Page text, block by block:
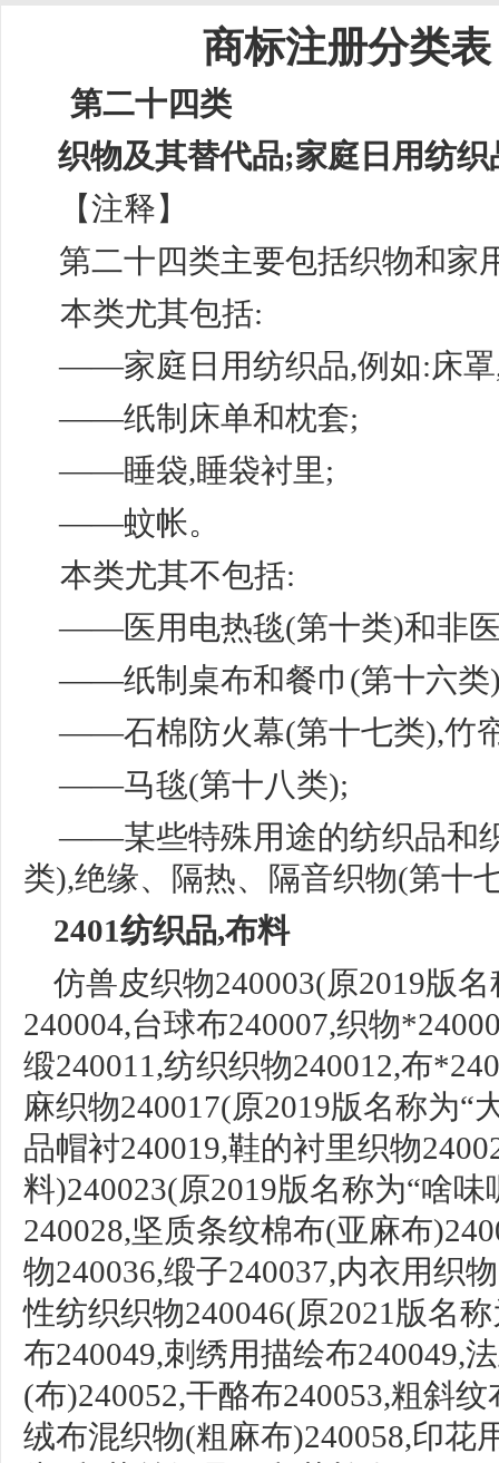
商标注册分类
第二十四类
织物及其替代品;家庭日用纺
【注释】
第二十四类主要包括织物和家
本类尤其包括:
——家庭日用纺织品,例如:床罩
——纸制床单和枕套;
——睡袋,睡袋衬里;
——蚊帐。
本类尤其不包括:
——医用电热毯(第十类)和非
——纸制桌布和餐巾(第十六类
——石棉防火幕(第十七类),竹
——马毯(第十八类);
——某些特殊用途的纺织品和
类),绝缘、 隔热、隔音织物(第十
2401纺织品,布料
仿兽皮织物240003(原2019版
240004,台球布240007,织物
缎240011,纺织织物240012,布
麻织物240017(原2019版名称为“
品帽衬240019,鞋的衬里织物
料)240023(原2019版名称为“啥味
240028,坚质条纹棉布(亚麻布
物240036,缎子240037,内衣用织
性纺织织物240046(原2021版名
布240049,刺绣用描绘布240049,
(布)240052,干酪布240053,粗斜纹
绒布混织物(粗麻布)240058,印花